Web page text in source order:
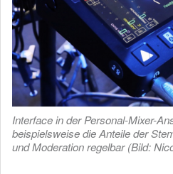
Interface in der Personal-Mixer-
beispielsweise die Anteile der
und Moderation regelbar (Bild: